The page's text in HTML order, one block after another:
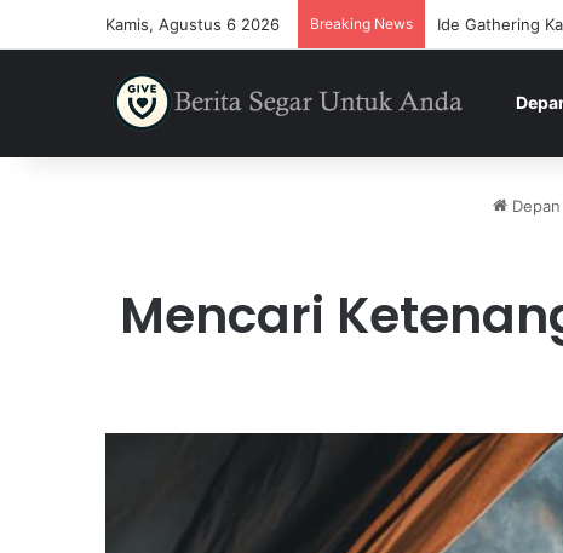
Kamis, Agustus 6 2026 Breaking News Ide Gathering
Depan
Mencari